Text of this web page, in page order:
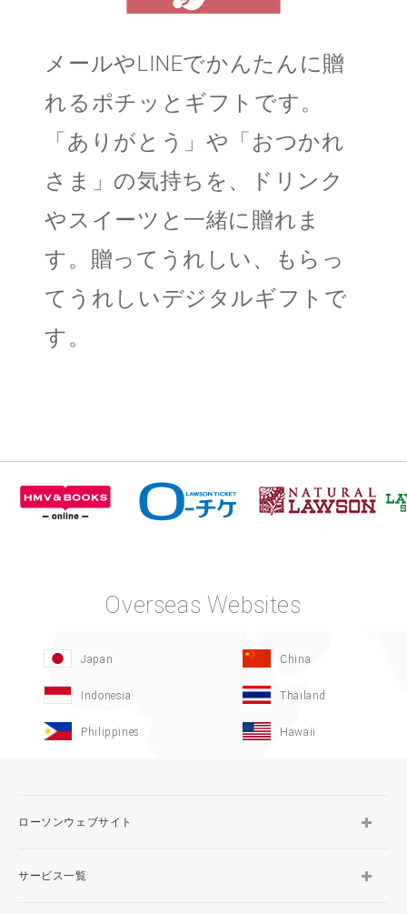
メールやLINEでかんたんに贈
れるポチッとギフトです。
「ありがとう」や「おつかれ
さま」の気持ちを、ドリンク
やスイーツと一緒に贈れま
す。贈ってうれしい、もらっ
てうれしいデジタルギフトで
す。
Overseas Websites
Japan China
Indonesia Thailand
Philippines Hawaii
ローソンウェブサイト
サービス一覧